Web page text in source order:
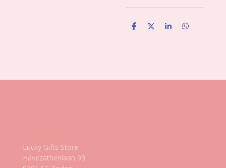
D
D
S
D
Lucky Gifts Store
Havezathenlaan 93